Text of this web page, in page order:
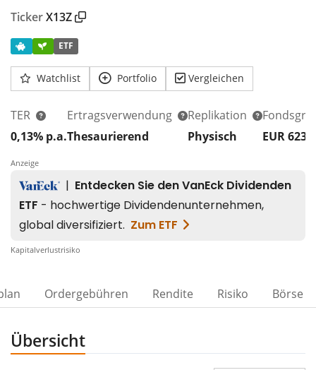
TickerX13Z
ETF
Watchlist Portfolio Vergleichen
TER
0,13% p.a.
Ertragsverwendung
Thesaurierend
Replikation
Physisch
EUR 623
Anzeige
Kapitalverlustrisiko
Ordergebühren Rendite Risiko Börse
Übersicht